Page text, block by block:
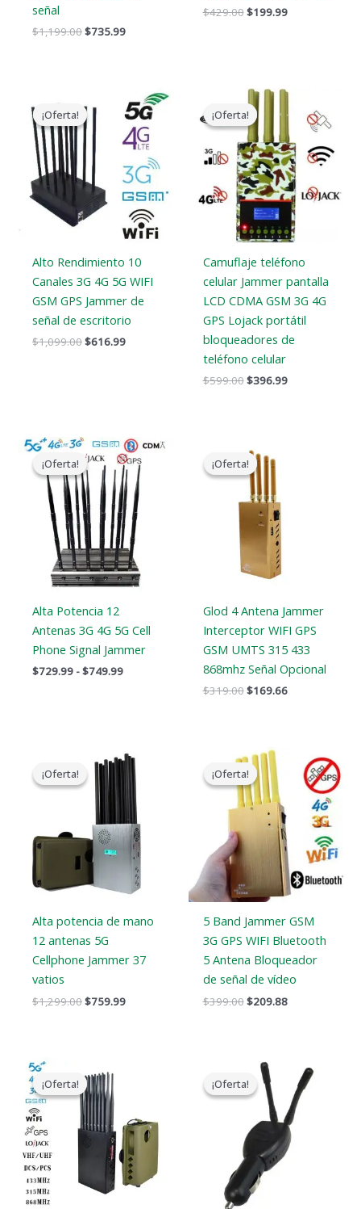
señal
$1,199.00$735.99
$429.00$199.99
¡Oferta!
¡Oferta!
Alto Rendimiento 10
Canales 3G 4G 5G WIFI
GSM GPS Jammer de
señal de escritorio
$1,099.00
precio
original
era:
$1,099.00.
$616.99
precio
actual
es:
$616.99.
¡Oferta!
¡Oferta!
Camuflaje teléfono
celular Jammer pantalla
LCD CDMA GSM 3G 4G
GPS Lojack portátil
bloqueadores de
teléfono celular
$599.00
El
precio
original
era:
$599.00.
$396.99
El
precio
actual
es:
$396.99.
¡Oferta!
¡Oferta!
Alta Potencia 12
Antenas 3G 4G 5G Cell
Phone Signal Jammer
$729.99 -$749.99
Gama
de
precios:
$729.99
a
$749.99
¡Oferta!
¡Oferta!
Glod 4 Antena Jammer
Interceptor WIFI GPS
GSM UMTS 315 433
868mhz Señal Opcional
$319.00
precio
original
era:
$319.00.
$169.66
¡Oferta!
¡Oferta!
Alta potencia de mano
12 antenas 5G
Cellphone Jammer 37
vatios
$1,299.00
precio
original
era:
$1,299.00.
$759.99
El
precio
actual
es:
$759.99.
¡Oferta!
¡Oferta!
5 Band Jammer GSM
3G GPS WIFI Bluetooth
5 Antena Bloqueador
de señal de vídeo
$399.00
El
precio
original
era:
$399.00.
$209.88
precio
actual
$209.88.
¡Oferta!
¡Oferta!
precio
original
era:
$1,539.00.$839.99.
¡Oferta!
¡Oferta!
precio
original
era:
$119.00.
precio
actual
es:
$79.99.